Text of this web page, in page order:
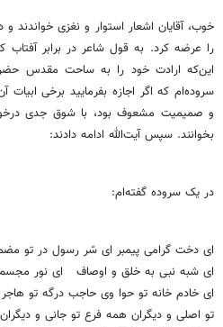
خوب، آقایان اشعار استوار و نغزی خواندند
را عرضه کرد. به قول ‏شاعر در برابر آفتاب
این‌که ارادت خود را به ساحت مقدس
سروده‌ام که اگر اجازه بفرمایید برخی
‏و صمیمیت مشعوف بود، با شوق جدی
بخوانند. سپس آیت‌الله ادامه ‏دادند: ‏
در یک سروده گفته‌ام: ‏
ای دخت گرامی پیمبر ای سّر رسول در تو
ای شبه نبی به خلق و اوصاف ‏ ‏ ای نور
ای خادم خانه تو حوا وی حاجب درگه تو هاجر
تو اصلی و دیگران همه فرع تو جانی و